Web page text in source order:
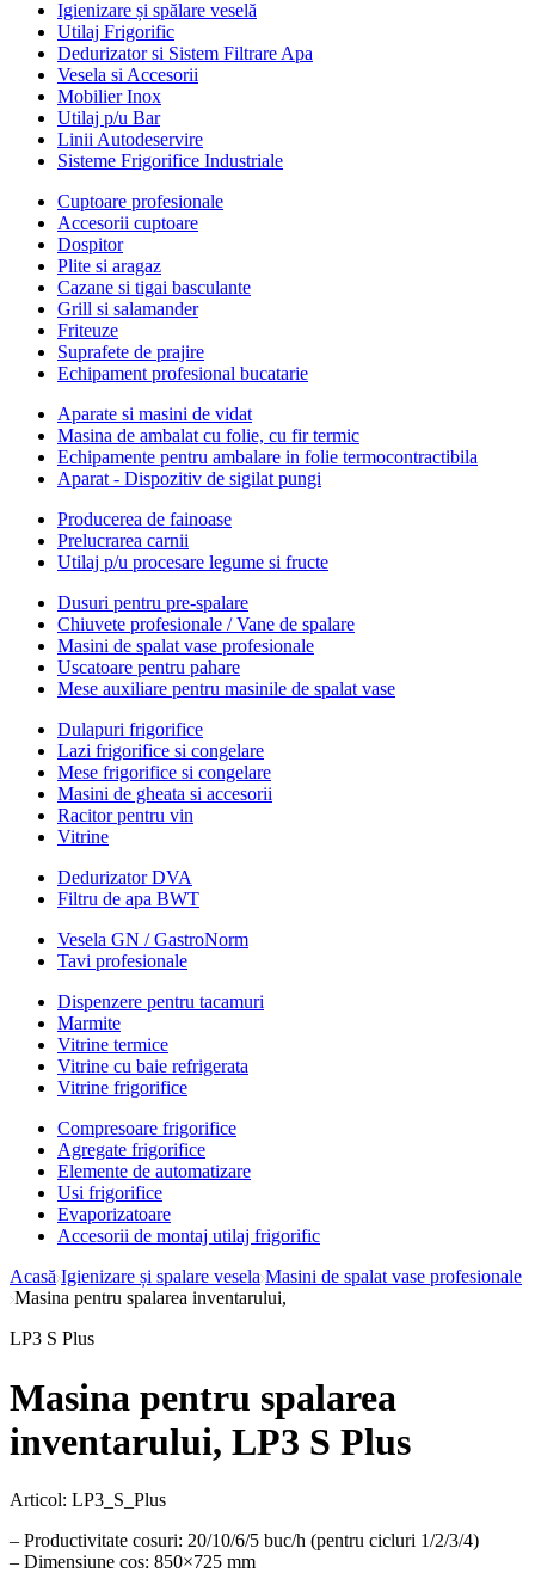
Igienizare și spălare veselă
Utilaj Frigorific
Dedurizator si Sistem Filtrare Apa
Vesela si Accesorii
Mobilier Inox
Utilaj p/u Bar
Linii Autodeservire
Sisteme Frigorifice Industriale
Cuptoare profesionale
Accesorii cuptoare
Dospitor
Plite si aragaz
Cazane si tigai basculante
Grill si salamander
Friteuze
Suprafete de prajire
Echipament profesional bucatarie
Aparate si masini de vidat
Masina de ambalat cu folie, cu fir termic
Echipamente pentru ambalare in folie termocontractibila
Aparat - Dispozitiv de sigilat pungi
Producerea de fainoase
Prelucrarea carnii
Utilaj p/u procesare legume si fructe
Dusuri pentru pre-spalare
Chiuvete profesionale / Vane de spalare
Masini de spalat vase profesionale
Uscatoare pentru pahare
Mese auxiliare pentru masinile de spalat vase
Dulapuri frigorifice
Lazi frigorifice si congelare
Mese frigorifice si congelare
Masini de gheata si accesorii
Racitor pentru vin
Vitrine
Dedurizator DVA
Filtru de apa BWT
Vesela GN / GastroNorm
Tavi profesionale
Dispenzere pentru tacamuri
Marmite
Vitrine termice
Vitrine cu baie refrigerata
Vitrine frigorifice
Compresoare frigorifice
Agregate frigorifice
Elemente de automatizare
Usi frigorifice
Evaporizatoare
Accesorii de montaj utilaj frigorific
Acasă Igienizare și spalare vesela Masini de spalat vase profesionale
Masina pentru spalarea inventarului,
LP3 S Plus
Masina pentru spalarea
inventarului, LP3 S Plus
Articol: LP3_S_Plus
– Productivitate cosuri: 20/10/6/5 buc/h (pentru cicluri 1/2/3/4)
– Dimensiune cos: 850×725 mm